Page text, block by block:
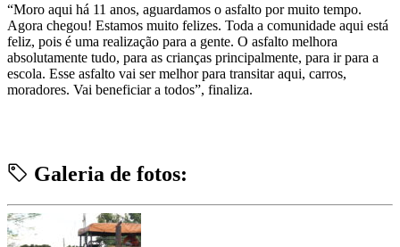
“Moro aqui há 11 anos, aguardamos o asfalto por muito tempo.
Agora chegou! Estamos muito felizes. Toda a comunidade aqui está
feliz, pois é uma realização para a gente. O asfalto melhora
absolutamente tudo, para as crianças principalmente, para ir para a
escola. Esse asfalto vai ser melhor para transitar aqui, carros,
moradores. Vai beneficiar a todos”, finaliza.
Galeria de fotos: